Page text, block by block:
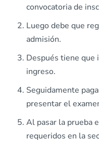
convocatoria de
Luego debe que
admisión.
Después tiene que
ingreso.
Seguidamente
presentar el
Al pasar la prueba
requeridos en la